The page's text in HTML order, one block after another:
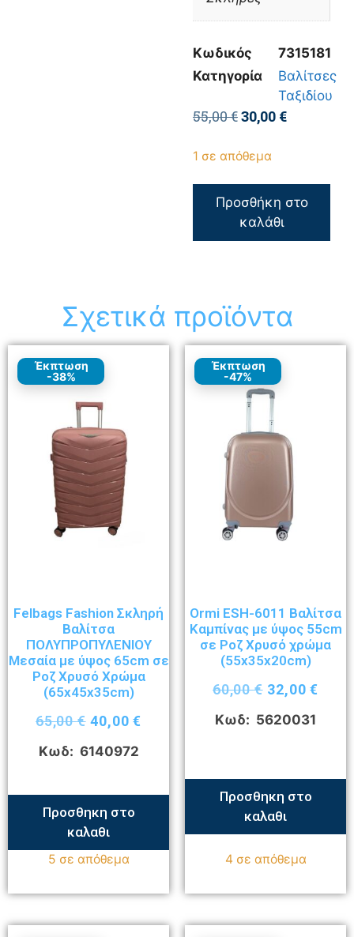
Κωδικός
7315181
Κατηγορία
Βαλίτσες
Ταξιδίου
55,00€30,00 €
1 σε απόθεμα
Προσθήκη στο
καλάθι
Σχετικά προϊόντα
Έκπτωση
-38%
Felbags Fashion Σκληρή
Βαλίτσα
ΠΟΛΥΠΡΟΠΥΛΕΝΙΟΥ
Μεσαία με ύψος 65cm σε
Ροζ Χρυσό Χρώμα
(65x45x35cm)
65,00€ 40,00€
Κωδ: 6140972
Προσθηκη στο
καλαθι
5 σε απόθεμα
Έκπτωση
-47%
Ormi ESH-6011 Βαλίτσα
Καμπίνας με ύψος 55cm
σε Ροζ Χρυσό χρώμα
(55x35x20cm)
60,00€ 32,00€
Κωδ: 5620031
Προσθηκη στο
καλαθι
4 σε απόθεμα